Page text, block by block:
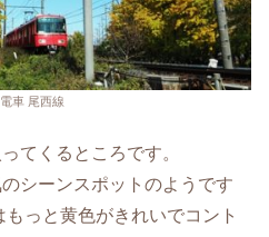
車 尾西線
てくるところです。
シーンスポットのようです
っと黄色がきれいでコント